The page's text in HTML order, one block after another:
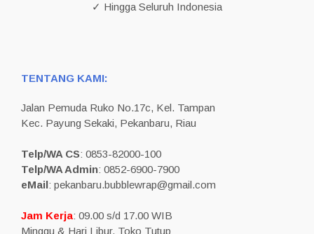
✓ Hingga Seluruh Indonesia
TENTANG KAMI:
Jalan Pemuda Ruko No.17c, Kel. Tampan
Kec. Payung Sekaki, Pekanbaru, Riau
Telp/WA CS: 0853-82000-100
Telp/WA Admin: 0852-6900-7900
eMail: pekanbaru.bubblewrap@gmail.com
Jam Kerja: 09.00 s/d 17.00 WIB
Minggu & Hari Libur, Toko Tutup